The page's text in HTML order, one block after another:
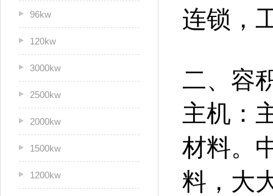
96kw
120kw
3000kw
2500kw
2000kw
1500kw
1200kw
连锁，
二、容
主机：
材料。
料，大